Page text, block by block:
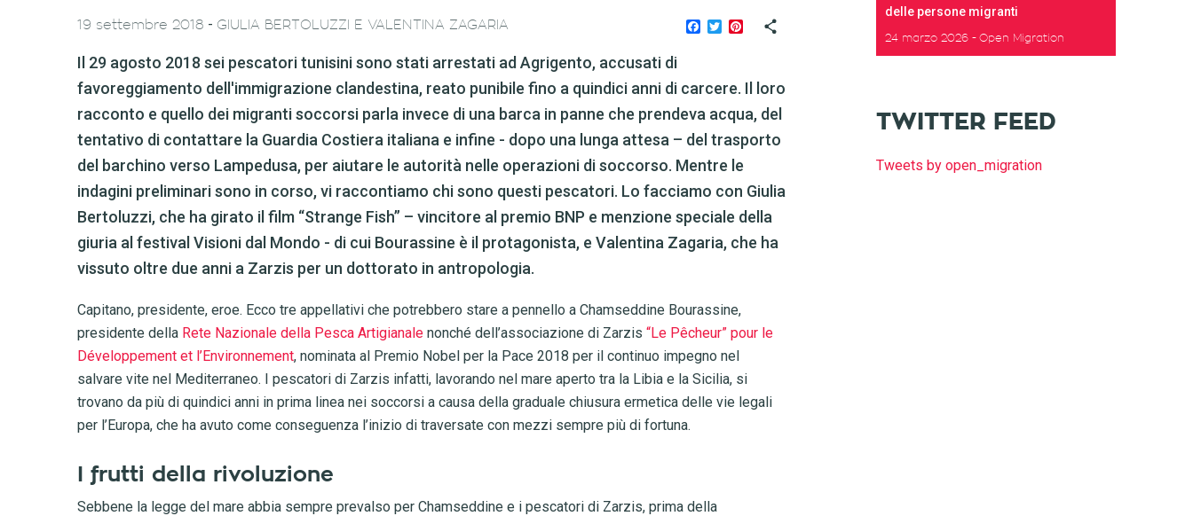
Facebook
TwitterPinterest
19 settembre 2018 - GIULIA BERTOLUZZI E VALENTINA ZAGARIA
Il 29 agosto 2018 sei pescatori tunisini sono stati arrestati ad Agrigento, accusati di
favoreggiamento dell'immigrazione clandestina, reato punibile fino a quindici anni di carcere. Il loro
racconto e quello dei migranti soccorsi parla invece di una barca in panne che prendeva acqua, del
tentativo di contattare la Guardia Costiera italiana e infine - dopo una lunga attesa – del trasporto
del barchino verso Lampedusa, per aiutare le autorità nelle operazioni di soccorso. Mentre le
indagini preliminari sono in corso, vi raccontiamo chi sono questi pescatori. Lo facciamo con Giulia
Bertoluzzi, che ha girato il film “Strange Fish” – vincitore al premio BNP e menzione speciale della
giuria al festival Visioni dal Mondo - di cui Bourassine è il protagonista, e Valentina Zagaria, che ha
vissuto oltre due anni a Zarzis per un dottorato in antropologia.
Capitano, presidente, eroe. Ecco tre appellativi che potrebbero stare a pennello a Chamseddine Bourassine,
presidente della Rete Nazionale della Pesca Artigianale nonché dell’associazione di Zarzis “Le Pêcheur” pour le
Développement et l’Environnement, nominata al Premio Nobel per la Pace 2018 per il continuo impegno nel
salvare vite nel Mediterraneo. I pescatori di Zarzis infatti, lavorando nel mare aperto tra la Libia e la Sicilia, si
trovano da più di quindici anni in prima linea nei soccorsi a causa della graduale chiusura ermetica delle vie legali
per l’Europa, che ha avuto come conseguenza l’inizio di traversate con mezzi sempre più di fortuna.
I frutti della rivoluzione
Sebbene la legge del mare abbia sempre prevalso per Chamseddine e i pescatori di Zarzis, prima della
delle persone migranti
24 marzo 2026 Open Migration
TWITTER FEED
Tweets by open_migration